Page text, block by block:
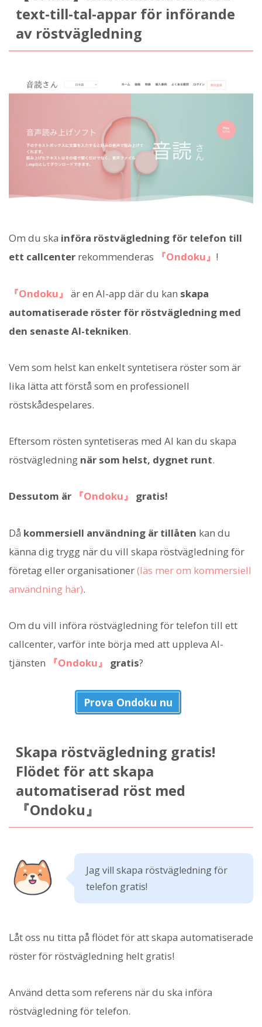
text-till-tal-appar för införande
av röstvägledning
Om du ska införa röstvägledning för telefon till
ett callcenter rekommenderas 『Ondoku』 !
『Ondoku』 är en AI-app där du kan skapa
automatiserade röster för röstvägledning med
den senaste AI-tekniken.
Vem som helst kan enkelt syntetisera röster som är
lika lätta att förstå som en professionell
röstskådespelares.
Eftersom rösten syntetiseras med AI kan du skapa
röstvägledning när som helst, dygnet runt.
Dessutom är 『Ondoku』 gratis!
Då kommersiell användning är tillåten kan du
känna dig trygg när du vill skapa röstvägledning för
företag eller organisationer(läs mer om kommersiell
användning här).
Om du vill införa röstvägledning för telefon till ett
callcenter, varför inte börja med att uppleva AI-
tjänsten
『Ondoku』 gratis?
Prova Ondoku nu
Skapa röstvägledning gratis!
Flödet för att skapa
automatiserad röst med
『Ondoku』
Jag vill skapa röstvägledning för
telefon gratis!
Låt oss nu titta på flödet för att skapa automatiserade
röster för röstvägledning helt gratis!
Använd detta som referens när du ska införa
röstvägledning för telefon.